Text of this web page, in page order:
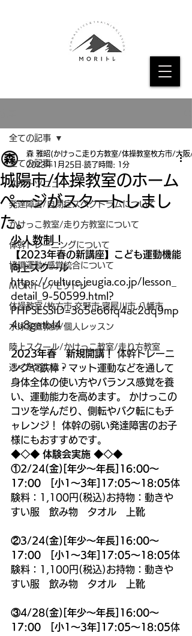
全ての記事
スポーツニュース
発達障害/自閉症スペクトラムについて
かけっこ教室/走り方教室について
体幹トレーニングについて
協調運動/感覚統合について
MORIトレ/モリトレ
体操教室/枚方市,交野市,寝屋川市,八幡市
水泳家庭教師/個人レッスン
陸上スクール/かけっこ教室/走り方教室
速く走るには？
全ての記事
城陽市/体操教室のホーム
ページがスタートしまし
た。
森 雅昭(かけっこ走り方教室/体操教室枚方市/大阪/
2023年1月25日 読了時間: 1分
少人数制！
【2023年春の新講座】こども運動機能
向上スクール
https://culture.jeugia.co.jp/lesson_
detail_9-50599.html?
PHPSESSID=3o5e66fq4ac2dq9mp
4u8getbl4
2023年春　新規開講！ 体幹トレーニ
ングや鉄棒・マット運動などを通して
身体全体の使い方やバランス感覚を養
い、運動能力を高めます。 かけっこの
コツを学んだり、側転やバク転にもチ
ャレンジ！ 体幹の弱い発達障害のお子
様にもおすすめです。
◆◇◆ 体験会実施 ◆◇◆
①2/24(金)[年少～年長]16:00～
17:00　[小1～3年]17:05～18:05体
験料：1,100円(税込)お持物：動きや
すい服　飲み物　タオル　上靴
②3/24(金)[年少～年長]16:00～
17:00　[小1～3年]17:05～18:05体
験料：1,100円(税込)お持物：動きや
すい服　飲み物　タオル　上靴
③4/28(金)[年少～年長]16:00～
17:00　[小1～3年]17:05～18:05体